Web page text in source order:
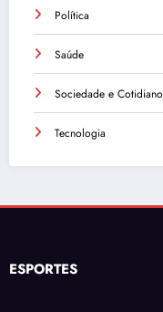
Política
Saúde
Sociedade e Cotidiano
Tecnologia
ESPORTES